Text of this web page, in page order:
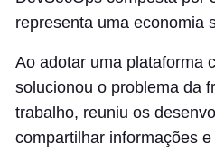
representa uma economia
Ao adotar uma plataforma
solucionou o problema da
trabalho, reuniu os
compartilhar informações